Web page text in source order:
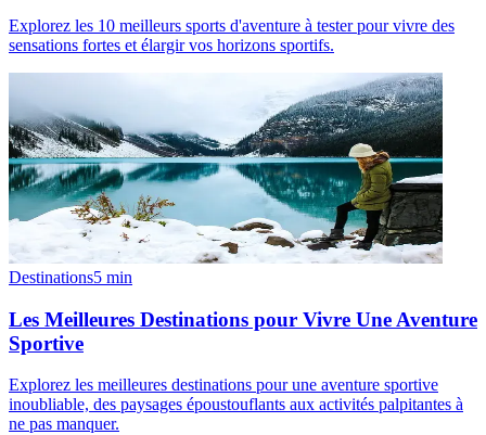
Explorez les 10 meilleurs sports d'aventure à tester pour vivre des
sensations fortes et élargir vos horizons sportifs.
Destinations5 min
Les Meilleures Destinations pour Vivre Une Aventure
Sportive
Explorez les meilleures destinations pour une aventure sportive
inoubliable, des paysages époustouflants aux activités palpitantes à
ne pas manquer.